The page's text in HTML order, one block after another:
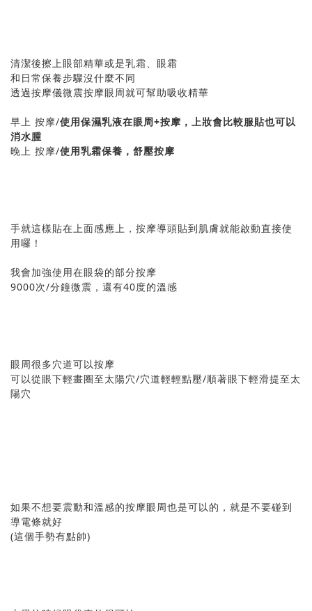
清潔後擦上眼部精華或是乳霜、眼霜
和日常保養步驟沒什麼不同
透過按摩儀微震按摩眼周就可幫助吸收精華
早上 按摩/使用保濕乳液在眼周+按摩，上妝會比較服貼也可以
消水腫
晚上 按摩/使用乳霜保養，舒壓按摩
手就這樣貼在上面感應上，按摩導頭貼到肌膚就能啟動直接使
用囉！
我會加強使用在眼袋的部分按摩
9000次/分鐘微震，還有40度的溫感
眼周很多穴道可以按摩
可以從眼下輕畫圈至太陽穴/穴道輕輕點壓/順著眼下輕滑提至太
陽穴
如果不想要震動和溫感的按摩眼周也是可以的，就是不要碰到
導電條就好
(這個手勢有點帥)